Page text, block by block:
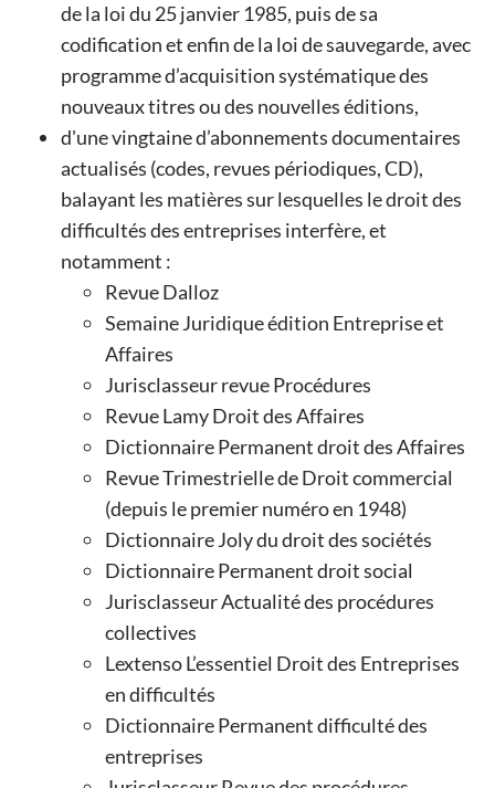
de la loi du 25 janvier 1985, puis de sa
codification et enfin de la loi de sauvegarde, avec
programme d’acquisition systématique des
nouveaux titres ou des nouvelles éditions,
d'une vingtaine d’abonnements documentaires
actualisés (codes, revues périodiques, CD),
balayant les matières sur lesquelles le droit des
difficultés des entreprises interfère, et
notamment :
Revue Dalloz
Semaine Juridique édition Entreprise et
Affaires
Jurisclasseur revue Procédures
Revue Lamy Droit des Affaires
Dictionnaire Permanent droit des Affaires
Revue Trimestrielle de Droit commercial
(depuis le premier numéro en 1948)
Dictionnaire Joly du droit des sociétés
Dictionnaire Permanent droit social
Jurisclasseur Actualité des procédures
collectives
Lextenso L’essentiel Droit des Entreprises
en difficultés
Dictionnaire Permanent difficulté des
entreprises